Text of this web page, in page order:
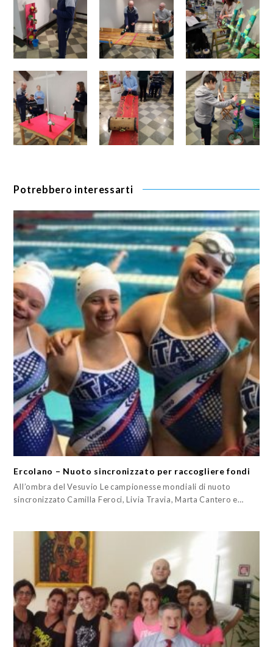
Potrebbero interessarti
Ercolano – Nuoto sincronizzato per raccogliere fondi
All’ombra del Vesuvio Le campionesse mondiali di nuoto
sincronizzato Camilla Feroci, Livia Travia, Marta Cantero e…